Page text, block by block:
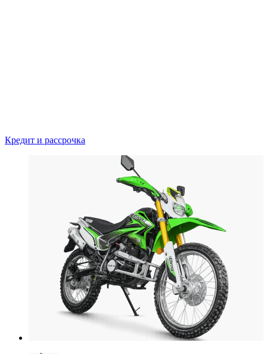
Кредит и рассрочка